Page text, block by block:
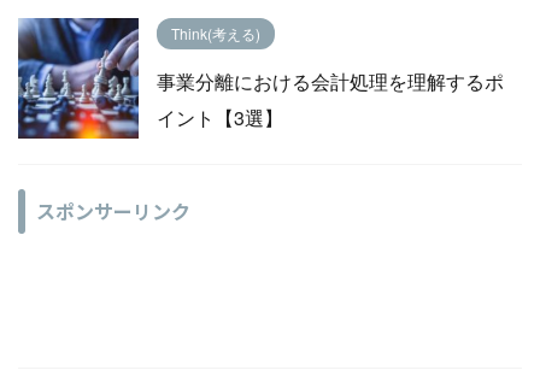
Think(考える)
事業分離における会計処理を理解するポ
イント【3選】
スポンサーリンク